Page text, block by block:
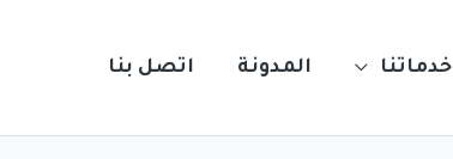
خدماتنا المدونة اتصل بنا